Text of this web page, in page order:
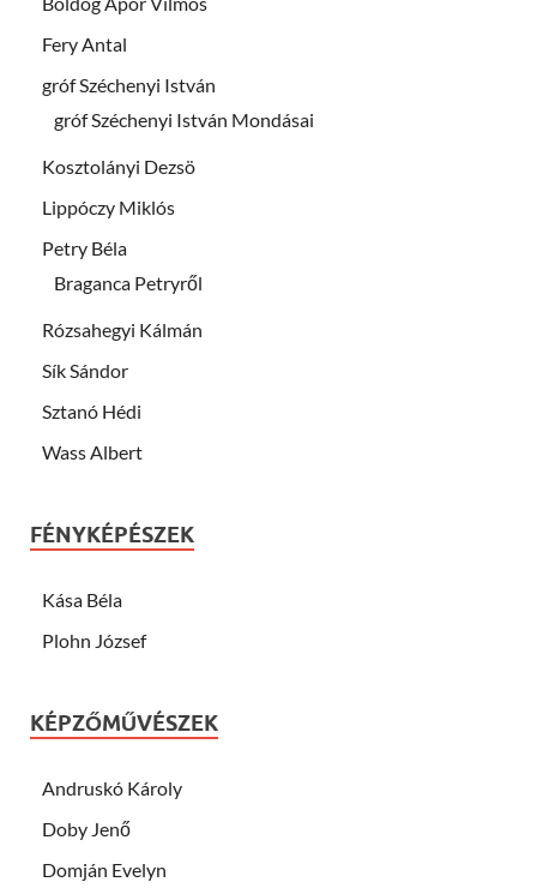
Fery Antal
gróf Széchenyi István
gróf Széchenyi István Mondásai
Kosztolányi Dezsö
Lippóczy Miklós
Petry Béla
Braganca Petryről
Rózsahegyi Kálmán
Sík Sándor
Sztanó Hédi
Wass Albert
FÉNYKÉPÉSZEK
Kása Béla
Plohn József
KÉPZŐMŰVÉSZEK
Andruskó Károly
Doby Jenő
Domján Evelyn